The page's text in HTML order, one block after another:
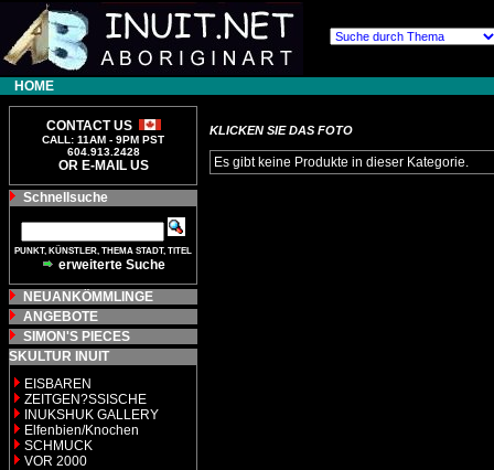
HOME
CONTACT US
CALL: 11AM - 9PM PST
604.913.2428
OR E-MAIL US
Schnellsuche
PUNKT, KÜNSTLER, THEMA STADT, TITEL
erweiterte Suche
NEUANKÖMMLINGE
ANGEBOTE
SIMON'S PIECES
SKULTUR INUIT
EISBAREN
ZEITGEN?SSISCHE
INUKSHUK GALLERY
Elfenbien/Knochen
SCHMUCK
VOR 2000
KLICKEN SIE DAS FOTO
Es gibt keine Produkte in dieser Kategorie.